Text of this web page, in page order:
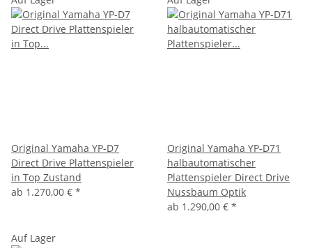
Original Yamaha YP-D7
Direct Drive Plattenspieler
in Top Zustand
ab 1.270,00 € *
Original Yamaha YP-D71
halbautomatischer
Plattenspieler Direct Drive
Nussbaum Optik
ab 1.290,00 € *
Auf Lager